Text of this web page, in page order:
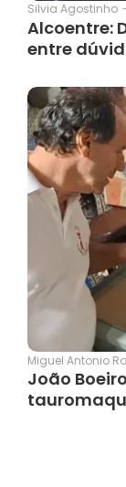
Silvia Agostinho
Alcoentre:
entre
Miguel Antonio
João